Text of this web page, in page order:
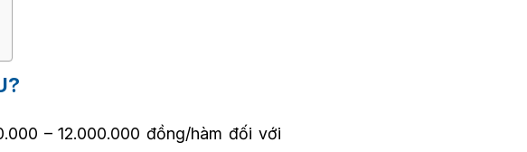
– 12.000.000 đồng/hàm đối với